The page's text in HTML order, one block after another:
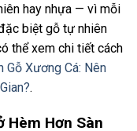
hay nhựa — vì mỗi
biệt gỗ tự nhiên
thể xem chi tiết cách
Gỗ Xương Cá: Nên
.
Hèm Hơn Sàn